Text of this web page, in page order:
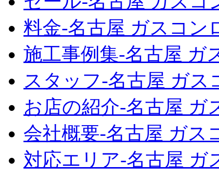
料金‐名古屋 ガスコン
施工事例集‐名古屋 ガ
スタッフ‐名古屋 ガス
お店の紹介‐名古屋 ガ
会社概要‐名古屋 ガス
対応エリア‐名古屋 ガ